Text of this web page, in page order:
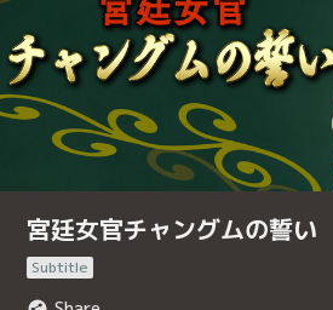
宮廷女官チャングムの誓い
Subtitle